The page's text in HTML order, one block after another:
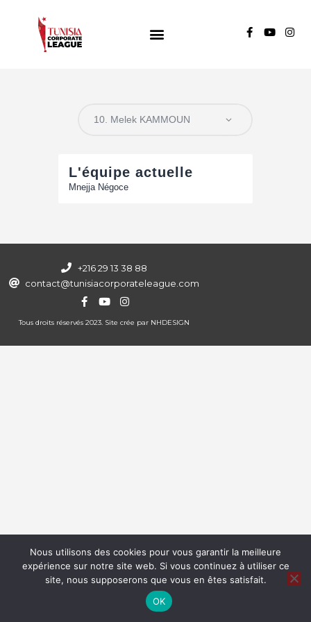
TUNISIA CORPORATE LEAGUE
Groupe B
L'équipe actuelle
Mnejja Négoce
+216 29 13 38 88
contact@tunisiacorporateleague.com
Tous droits réservés 2023. Site crée par NHDESIGN
Nous utilisons des cookies pour vous garantir la meilleure
expérience sur notre site web. Si vous continuez à utiliser ce
site, nous supposerons que vous en êtes satisfait.
OK